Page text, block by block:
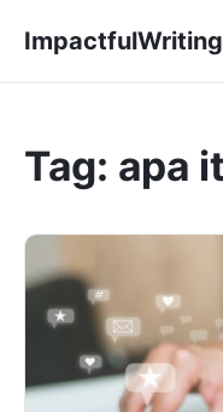
konten
Tag: apa